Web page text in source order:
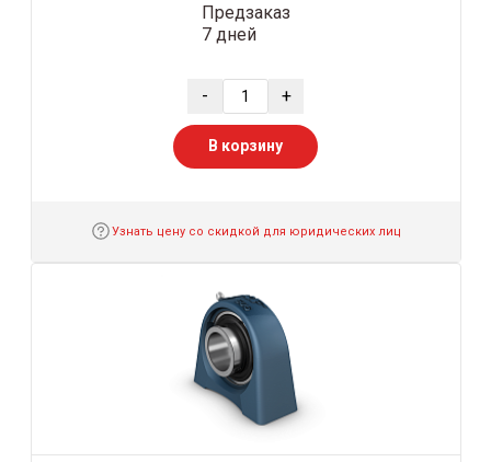
Предзаказ
7 дней
- +
В корзину
Узнать цену со скидкой для юридических лиц